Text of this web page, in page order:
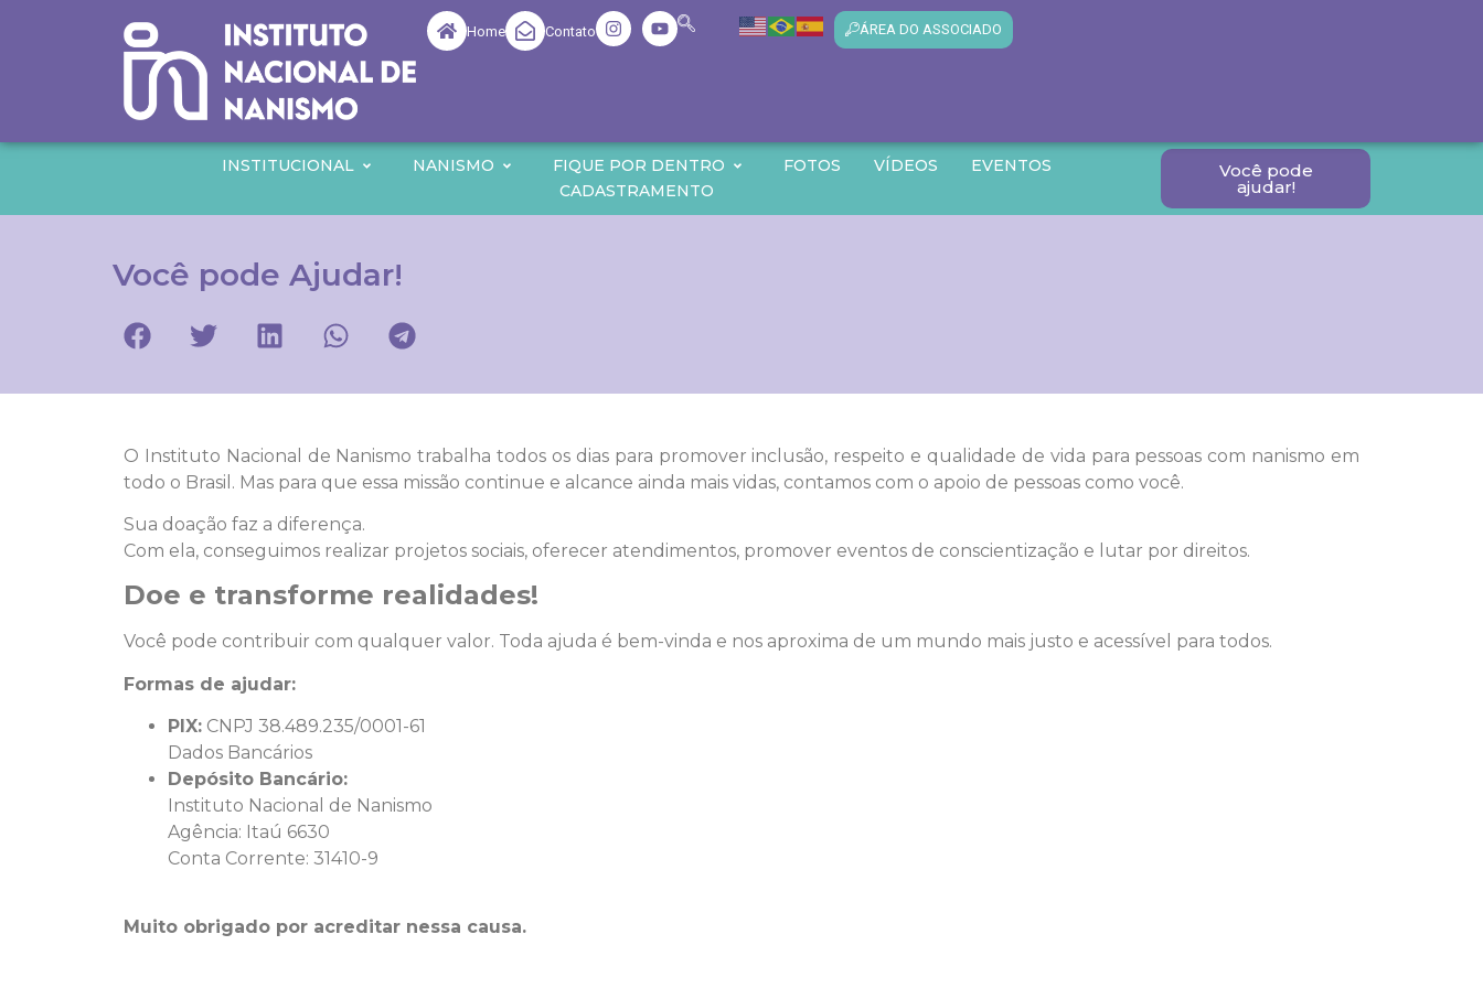
Home Contato ÁREA DO ASSOCIADO
INSTITUCIONAL NANISMO FIQUE POR DENTRO FOTOS VÍDEOS
EVENTOS
CADASTRAMENTO
Você pode
ajudar!
Você pode Ajudar!
O Instituto Nacional de Nanismo trabalha todos os dias para promover inclusão, respeito e qualidade de vida para pessoas com nanismo em
todo o Brasil. Mas para que essa missão continue e alcance ainda mais vidas, contamos com o apoio de pessoas como você.
Sua doação faz a diferença.
Com ela, conseguimos realizar projetos sociais, oferecer atendimentos, promover eventos de conscientização e lutar por direitos.
Doe e transforme realidades!
Você pode contribuir com qualquer valor. Toda ajuda é bem-vinda e nos aproxima de um mundo mais justo e acessível para todos.
Formas de ajudar:
PIX: CNPJ 38.489.235/0001-61
Dados Bancários
Depósito Bancário:
Instituto Nacional de Nanismo
Agência: Itaú 6630
Conta Corrente: 31410-9
Muito obrigado por acreditar nessa causa.